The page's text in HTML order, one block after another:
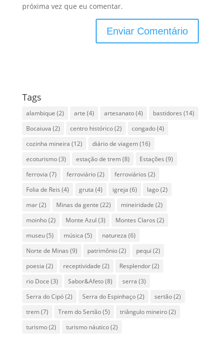
próxima vez que eu comentar.
Tags
alambique (2) arte (4) artesanato(4) bastidores (14)
Bocaiuva (2) centro histórico(2) congado(4)
cozinha mineira (12) diário de viagem(16)
ecoturismo(3) estação de trem(8) Estações (9)
ferrovia (7) ferroviário(2) ferroviários (2)
Folia de Reis (4) gruta (4) igreja (6) lago(2)
mar(2) Minas da gente (22) mineiridade (2)
moinho(2) Monte Azul (3) Montes Claros (2)
museu(5) música (5) natureza (6)
Norte de Minas (9) patrimônio(2) pequi (2)
poesia (2) receptividade (2) Resplendor(2)
rio Doce (3) Sabor&Afeto(8) serra (3)
Serra do Cipó(2) Serra do Espinhaço(2) sertão(2)
trem(7) Trem do Sertão(5) triângulo mineiro(2)
turismo(2) turismo náutico(2)